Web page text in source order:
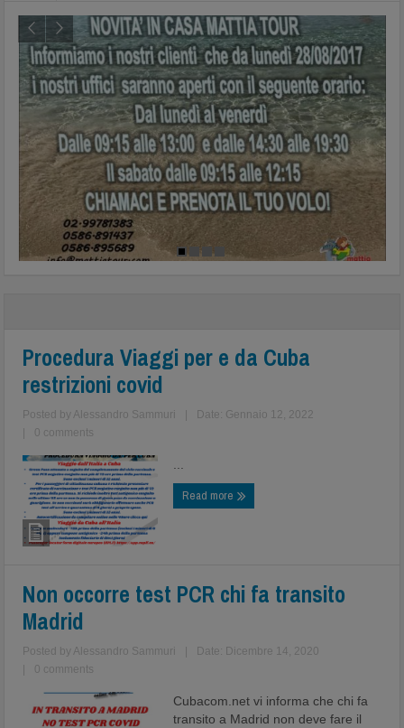
Procedura Viaggi per e da Cuba
restrizioni covid
Posted by Alessandro Sammuri
Date: Gennaio 12, 2022
0 comments
Read more
Non occorre test PCR chi fa transito
Madrid
Posted by Alessandro Sammuri
Date: Dicembre 14, 2020
0 comments
Cubacom.net vi informa che chi fa
transito a Madrid non deve fare il